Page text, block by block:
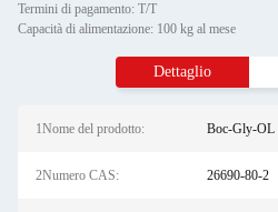
Termini di pagamento: T/T
Capacità di alimentazione: 100 kg al mese
Dettaglio
1Nome del prodotto: Boc-Gly-OL
2Numero CAS: 26690-80-2